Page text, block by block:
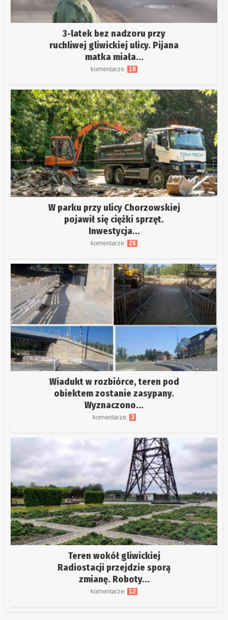
3-latek bez nadzoru przy
ruchliwej gliwickiej ulicy. Pijana
matka miała...
komentarze: 18
W parku przy ulicy Chorzowskiej
pojawił się ciężki sprzęt.
Inwestycja...
komentarze: 26
Wiadukt w rozbiórce, teren pod
obiektem zostanie zasypany.
Wyznaczono...
komentarze: 3
Teren wokół gliwickiej
Radiostacji przejdzie sporą
zmianę. Roboty...
komentarze: 12